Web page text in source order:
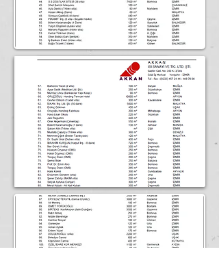
Ana Sayfa
Isıtma Sistemleri
Projeler
Referanslar